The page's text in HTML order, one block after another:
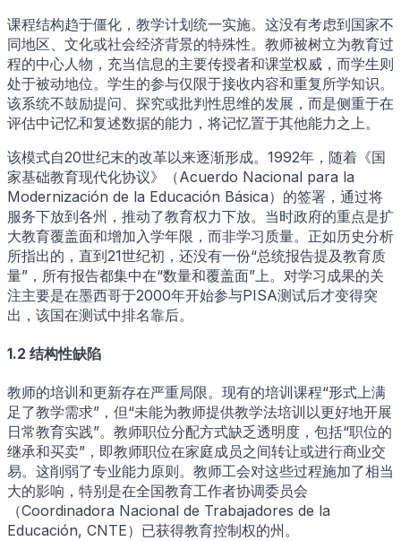
课程结构趋于僵化，教学计划统一实施。这没有考虑到国家不
同地区、文化或社会经济背景的特殊性。教师被树立为教育过
程的中心人物，充当信息的主要传授者和课堂权威，而学生则
处于被动地位。学生的参与仅限于接收内容和重复所学知识。
该系统不鼓励提问、探究或批判性思维的发展，而是侧重于在
评估中记忆和复述数据的能力，将记忆置于其他能力之上。
该模式自20世纪末的改革以来逐渐形成。1992年，随着《国
家基础教育现代化协议》（Acuerdo Nacional para la
Modernización de la Educación Básica）的签署，通过将
服务下放到各州，推动了教育权力下放。当时政府的重点是扩
大教育覆盖面和增加入学年限，而非学习质量。正如历史分析
所指出的，直到21世纪初，还没有一份“总统报告提及教育质
量”，所有报告都集中在“数量和覆盖面”上。对学习成果的关
注主要是在墨西哥于2000年开始参与PISA测试后才变得突
出，该国在测试中排名靠后。
1.2 结构性缺陷
教师的培训和更新存在严重局限。现有的培训课程“形式上满
足了教学需求”，但“未能为教师提供教学法培训以更好地开展
日常教育实践”。教师职位分配方式缺乏透明度，包括“职位的
继承和买卖”，即教师职位在家庭成员之间转让或进行商业交
易。这削弱了专业能力原则。教师工会对这些过程施加了相当
大的影响，特别是在全国教育工作者协调委员会
（Coordinadora Nacional de Trabajadores de la
Educación, CNTE）已获得教育控制权的州。